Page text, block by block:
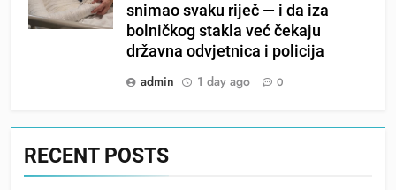
snimao svaku riječ — i da iza
bolničkog stakla već čekaju
državna odvjetnica i policija
admin
1 day ago 0
RECENT POSTS